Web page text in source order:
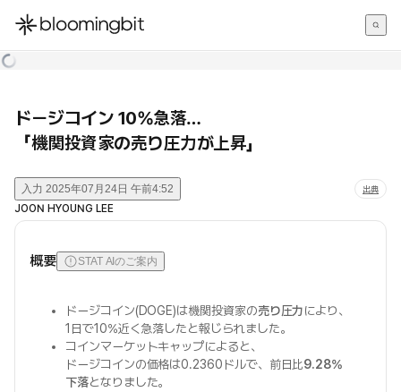
한국어
ドージコイン 10%急落…
「機関投資家の売り圧力が上昇」
入力 2025年07月24日 午前4:52 出典
JOON HYOUNG LEE
概要 STAT AIのご案内
ドージコイン(DOGE)は機関投資家の売り圧力により、
1日で10%近く急落したと報じられました。
コインマーケットキャップによると、
ドージコインの価格は0.2360ドルで、前日比9.28%
下落となりました。